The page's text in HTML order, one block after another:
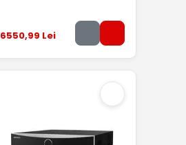
6550,99 Lei